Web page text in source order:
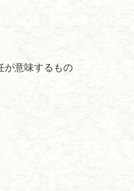
が意味するもの